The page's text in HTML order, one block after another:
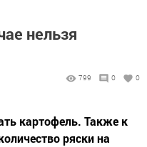
нельзя
799 0 0
картофель. Также к
ряски на